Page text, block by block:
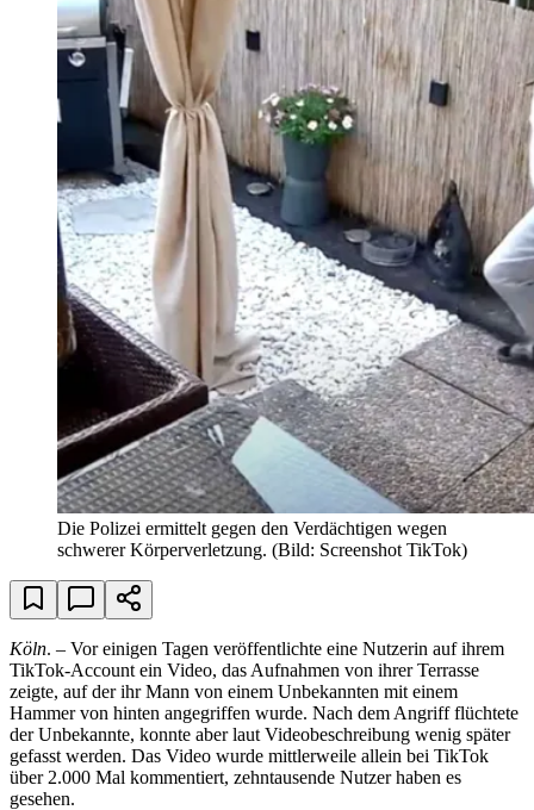
Die Polizei ermittelt gegen den Verdächtigen wegen
schwerer Körperverletzung. (Bild: Screenshot TikTok)
Köln. – Vor einigen Tagen veröffentlichte eine Nutzerin auf ihrem
TikTok-Account ein Video, das Aufnahmen von ihrer Terrasse
zeigte, auf der ihr Mann von einem Unbekannten mit einem
Hammer von hinten angegriffen wurde. Nach dem Angriff flüchtete
der Unbekannte, konnte aber laut Videobeschreibung wenig später
gefasst werden. Das Video wurde mittlerweile allein bei TikTok
über 2.000 Mal kommentiert, zehntausende Nutzer haben es
gesehen.